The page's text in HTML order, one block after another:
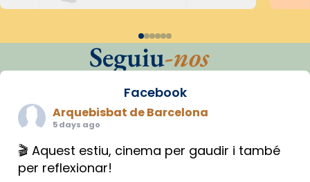
Seguiu-nos
Facebook
Arquebisbat de Barcelona
5 days ago
🎬 Aquest estiu, cinema per gaudir i també
per reflexionar!